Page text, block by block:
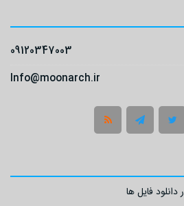
09120347003
Info@moonarch.ir
فایل ها